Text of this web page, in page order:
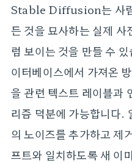
Stable Diffusion는 사람
든 것을 묘사하는 실제 사
럼 보이는 것을 만들 수
이터베이스에서 가져온
을 관련 텍스트 레이블과
리즘 덕분에 가능합니다.
의 노이즈를 추가하고 제
프트와 일치하도록 새 이